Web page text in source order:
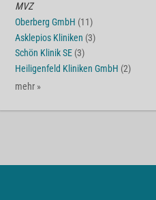
MVZ
Oberberg GmbH (11)
Asklepios Kliniken (3)
Schön Klinik SE (3)
Heiligenfeld Kliniken GmbH (2)
mehr »